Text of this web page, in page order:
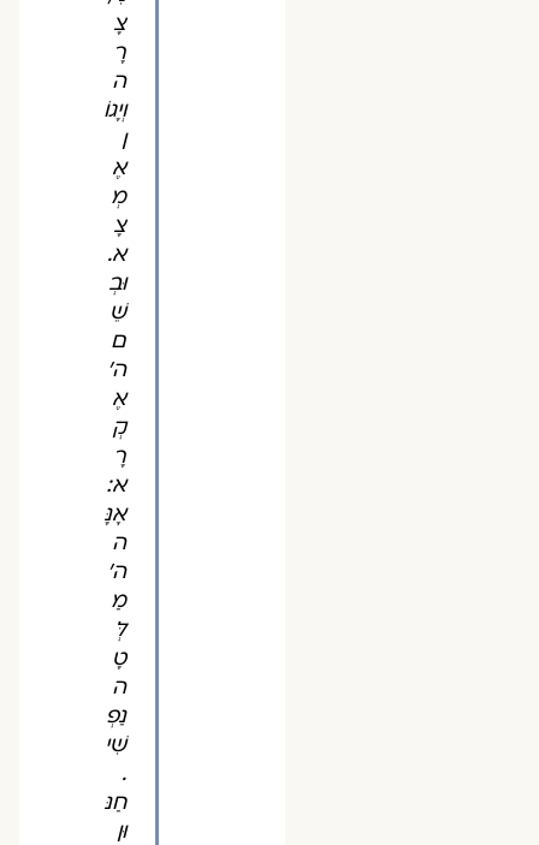
צָ
רָ
ה
וְיָגוֹ
אֶ
מְ
צָ
א.
וּבְ
שֵׁ
ם
ה'
אֶ
קְ
רָ
א:
אָנָּ
ה
ה'
מַ
לְּ
טָ
ה
נַפְ
שִׁי
חַנּ